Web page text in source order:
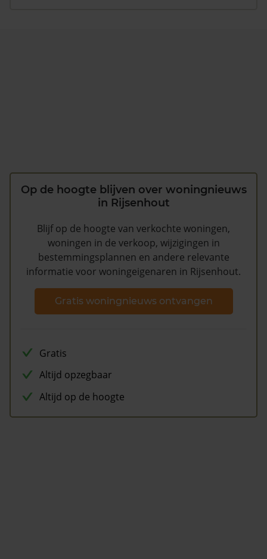
Op de hoogte blijven over woningnieuws
in Rijsenhout
Blijf op de hoogte van verkochte woningen,
woningen in de verkoop, wijzigingen in
bestemmingsplannen en andere relevante
informatie voor woningeigenaren in Rijsenhout.
Gratis woningnieuws ontvangen
Gratis
Altijd opzegbaar
Altijd op de hoogte